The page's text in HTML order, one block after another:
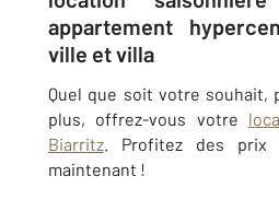
appartement
ville et villa
Quel que soit votre souhait,
plus, offrez-vous votre
Biarritz . Profitez des prix
maintenant !